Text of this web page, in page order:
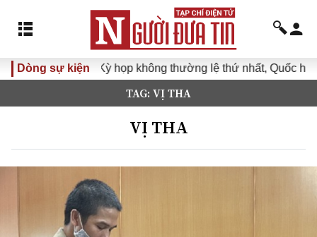
Dòng sự kiệnKỳ họp không thường lệ thứ nhất, Quốc hội
TAG: VỊ THA
VỊ THA